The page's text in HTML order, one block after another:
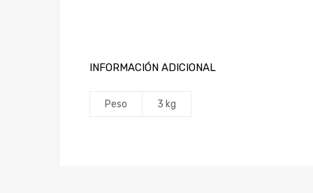
INFORMACIÓN ADICIONAL
Peso 3 kg